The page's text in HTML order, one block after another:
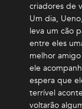
criadores de
Um dia,
leva um cão
entre eles
melhor
ele
espera que
terrível
voltarão